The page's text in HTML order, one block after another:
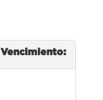
Vencimiento: